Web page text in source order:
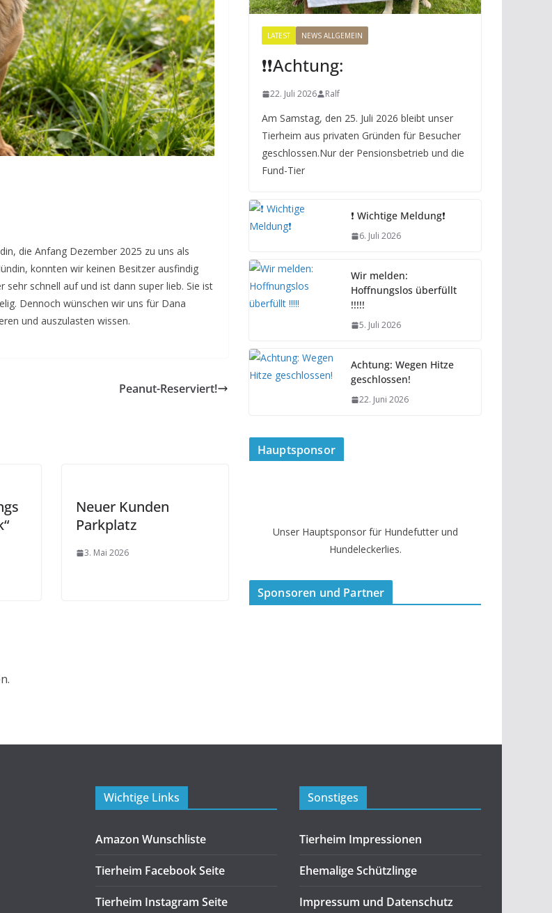
die Anfang Dezember 2025 zu uns als
konnten wir keinen Besitzer ausfindig
schnell auf und ist dann super lieb. Sie ist
Dennoch wünschen wir uns für Dana
und auszulasten wissen.
Peanut-Reserviert!
Neuer Kunden
Parkplatz
3. Mai 2026
LATEST NEWS ALLGEMEIN
❗️❗️Achtung:
22. Juli 2026 Ralf
Am Samstag, den 25. Juli 2026 bleibt unser
Tierheim aus privaten Gründen für Besucher
geschlossen.Nur der Pensionsbetrieb und die
Fund-Tier
❗️ Wichtige Meldung❗️
6. Juli 2026
Wir melden:
Hoffnungslos überfüllt
!!!!!
5. Juli 2026
Achtung: Wegen Hitze
geschlossen!
22. Juni 2026
Hauptsponsor
Unser Hauptsponsor für Hundefutter und
Hundeleckerlies.
Sponsoren und Partner
Wichtige Links
Amazon Wunschliste
Tierheim Facebook Seite
Tierheim Instagram Seite
Sonstiges
Tierheim Impressionen
Ehemalige Schützlinge
Impressum und Datenschutz